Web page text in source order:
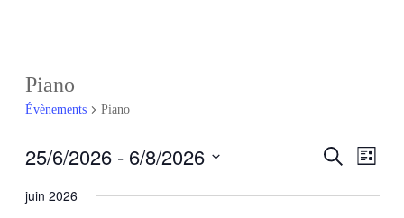
Piano
Évènements Piano
Recherche
vues
Liste
25/6/2026 - 6/8/2026
une
juin 2026